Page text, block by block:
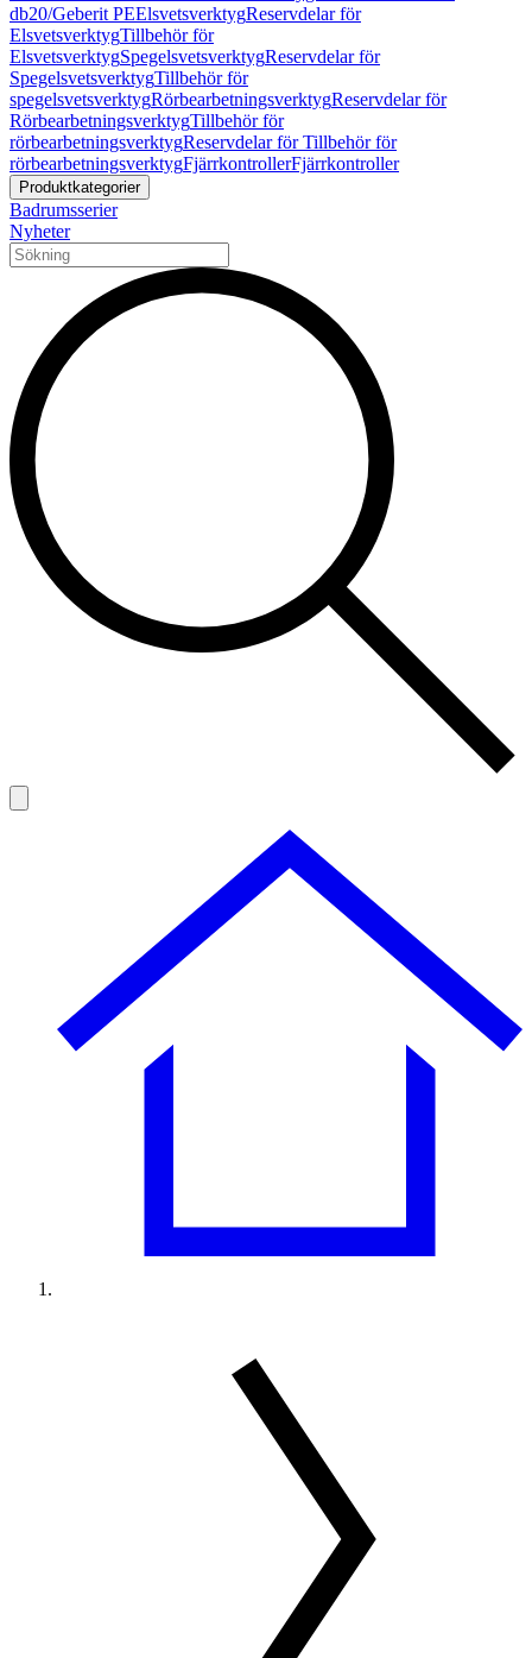
db20/Geberit PEElsvetsverktygReservdelar för
ElsvetsverktygTillbehör för
ElsvetsverktygSpegelsvetsverktygReservdelar för
SpegelsvetsverktygTillbehör för
spegelsvetsverktygRörbearbetningsverktygReservdelar för
RörbearbetningsverktygTillbehör för
rörbearbetningsverktygReservdelar för Tillbehör för
rörbearbetningsverktygFjärrkontrollerFjärrkontroller
Produktkategorier
Badrumsserier
Nyheter